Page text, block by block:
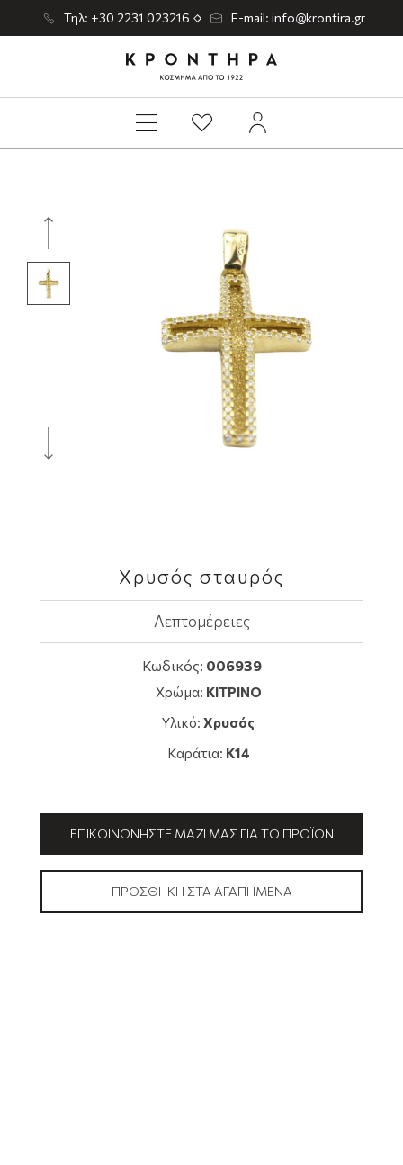
Τηλ: +30 2231 023216 E-mail: info@krontira.gr
Χρυσός σταυρός
Λεπτομέρειες
Κωδικός: 006939
Χρώμα: ΚΙΤΡΙΝΟ
Υλικό: Χρυσός
Καράτια: K14
ΕΠΙΚΟΙΝΩΝΉΣΤΕ ΜΑΖΊ ΜΑΣ ΓΙΑ ΤΟ ΠΡΟΪΌΝ
ΠΡΟΣΘΉΚΗ ΣΤΑ ΑΓΑΠΗΜΈΝΑ